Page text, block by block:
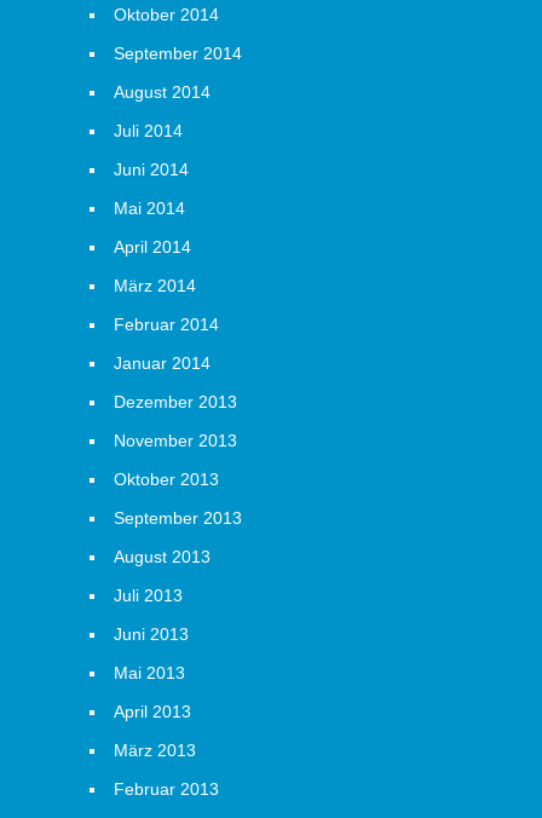
Oktober 2014
September 2014
August 2014
Juli 2014
Juni 2014
Mai 2014
April 2014
März 2014
Februar 2014
Januar 2014
Dezember 2013
November 2013
Oktober 2013
September 2013
August 2013
Juli 2013
Juni 2013
Mai 2013
April 2013
März 2013
Februar 2013